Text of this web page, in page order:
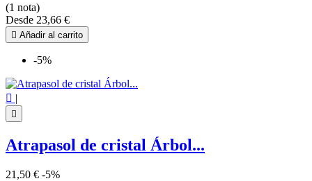
(1 nota)
Desde 23,66 €
 Añadir al carrito
-5%
 |

Atrapasol de cristal Árbol...
21,50 € -5%